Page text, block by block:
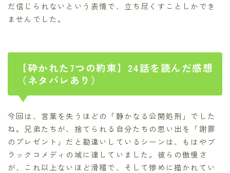
だ信じられないという表情で、立ち尽くすことしかでき
ませんでした。
【砕かれた7つの約束】24話を読んだ感想
（ネタバレあり）
今回は、言葉を失うほどの「静かなる公開処刑」でした
ね。兄弟たちが、捨てられる自分たちの思い出を「謝罪
のプレゼント」だと勘違いしているシーンは、もはやブ
ラックコメディの域に達していました。彼らの傲慢さ
が、これ以上ないほど滑稽で、そして惨めに描かれてい